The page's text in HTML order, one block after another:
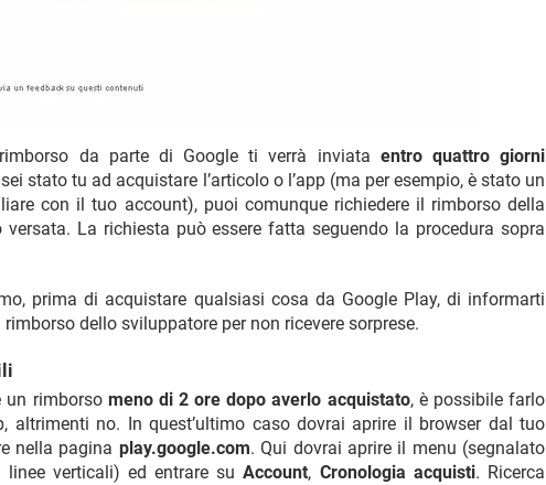
da parte di Google ti verrà inviata entro quattro giorni
stato tu ad acquistare l’articolo o l’app (ma per esempio, è stato un
con il tuo account), puoi comunque richiedere il rimborso della
La richiesta può essere fatta seguendo la procedura sopra
prima di acquistare qualsiasi cosa da Google Play, di informarti
dello sviluppatore per non ricevere sorprese.
un rimborso meno di 2 ore dopo averlo acquistato, è possibile farlo
altrimenti no. In quest’ultimo caso dovrai aprire il browser dal tuo
nella pagina play.google.com. Qui dovrai aprire il menu (segnalato
linee verticali) ed entrare suAccount, Cronologia acquisti. Ricerca